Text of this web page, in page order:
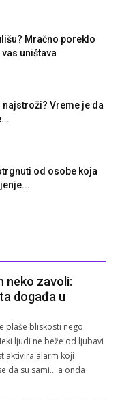
Mračno poreklo
uništava
Vreme je da
od osobe koja
neko zavoli:
događa u
plaše bliskosti nego
ljudi ne beže od ljubavi
aktivira alarm koji
da su sami… a onda